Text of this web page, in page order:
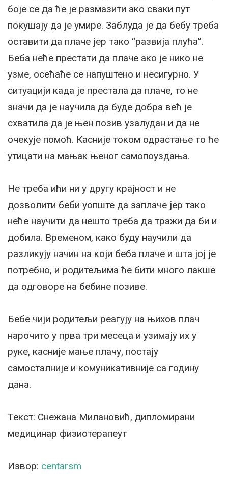
боје се да ће је размазити ако сваки пут
покушају да је умире. Заблуда је да бебу треба
оставити да плаче јер тако “развија плућа”.
Беба неће престати да плаче ако је нико не
узме, осећаће се напуштено и несигурно. У
ситуацији када је престала да плаче, то не
значи да је научила да буде добра већ је
схватила да је њен позив узалудан и да не
очекује помоћ. Касније током одрастање то ће
утицати на мањак њеног самопоуздања.
Не треба ићи ни у другу крајност и не
дозволити беби уопште да заплаче јер тако
неће научити да нешто треба да тражи да би и
добила. Временом, како буду научили да
разликују начин на који беба плаче и шта јој је
потребно, и родитељима ће бити много лакше
да одговоре на бебине позиве.
Бебе чији родитељи реагују на њихов плач
нарочито у прва три месеца и узимају их у
руке, касније мање плачу, постају
самосталније и комуникативније са годину
дана.
Текст: Снежана Милановић, дипломирани
медицинар физиотерапеут
Извор: centarsm